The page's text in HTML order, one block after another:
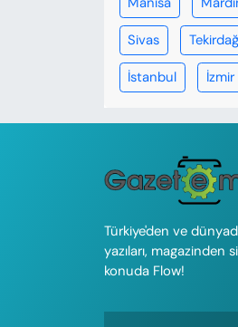
Sivas Tekirdağ
İstanbul İzmir
Türkiye'den ve
yazıları,
konuda Flow!